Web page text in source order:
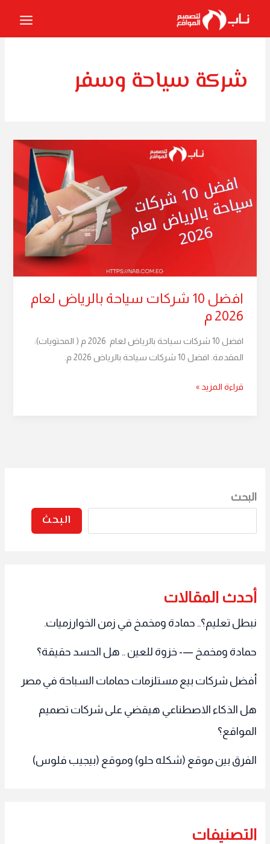
المحتوى
شركة سياحة وسفر
افضل 10 شركات سياحة بالرياض لعام
2026 م
افضل 10 شركات سياحة بالرياض لعام 2026 م ( المحتويات):
المقدمة. افضل 10 شركات سياحة بالرياض 2026 م.
شركات
سياحة
بالرياض
قراءة المزيد »
البحث
البحث
أحدث المقالات
نبطل تعليم؟.. حمادة ومخمخ في زمن الخوارزميات.
حمادة ومخمخ —- خزوة للعين .. هل الحسد حقيقة؟
أفضل شركات بيع مستلزمات حمامات السباحة في مصر
هل الذكاء الاصطناعي هيقضي على شركات تصميم
المواقع؟
الفرق بين موقع (شكله حلو) وموقع (بيجيب فلوس)
التصنيفات